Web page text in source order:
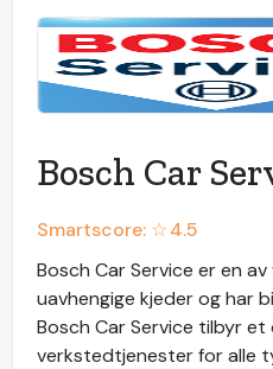
Bosch Car
Smartscore: ☆4.5
Bosch Car Service er en
uavhengige kjeder og har
Bosch Car Service tilbyr
verkstedtjenester for alle